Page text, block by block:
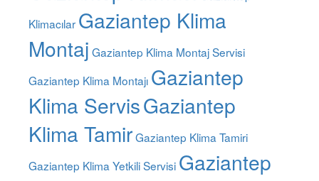
Klimacılar Gaziantep Klima
Montaj Gaziantep Klima Montaj Servisi
Gaziantep Klima Montajı Gaziantep
Klima ServisGaziantep
Klima TamirGaziantep Klima Tamiri
Gaziantep Klima Yetkili Servisi Gaziantep